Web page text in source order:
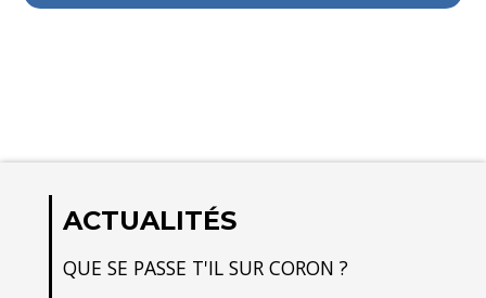
ACTUALITÉS
QUE SE PASSE T'IL SUR CORON ?